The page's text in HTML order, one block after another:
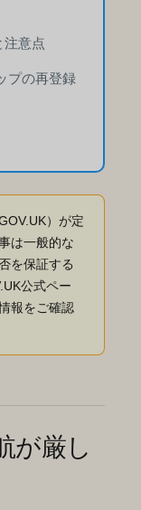
注意点
プの再登録
）が定
は一般的な
を保証する
公式ペー
報をご確認
が厳し